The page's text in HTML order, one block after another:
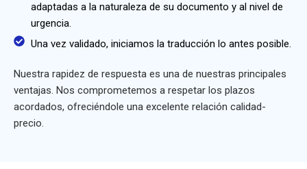
adaptadas a la naturaleza de su documento y al nivel de
urgencia.
Una vez validado, iniciamos la traducción lo antes posible.
Nuestra rapidez de respuesta es una de nuestras principales
ventajas. Nos comprometemos a respetar los plazos
acordados, ofreciéndole una excelente relación calidad-
precio.